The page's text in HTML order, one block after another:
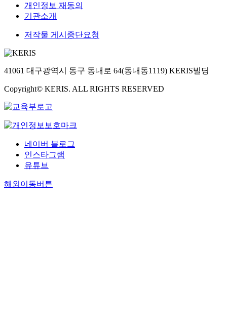
개인정보 재동의
기관소개
저작물 게시중단요청
41061 대구광역시 동구 동내로 64(동내동1119) KERIS빌딩
Copyright© KERIS. ALL RIGHTS RESERVED
네이버 블로그
인스타그램
유튜브
해외이동버튼